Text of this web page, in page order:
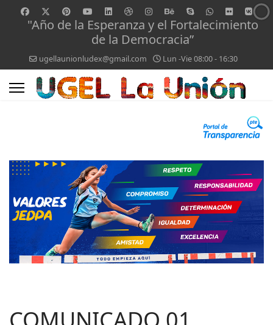
"Año de la Esperanza y el Fortalecimiento
de la Democracia”
ugellaunionludex@gmail.com Lun -Vie 08:00 - 16:30